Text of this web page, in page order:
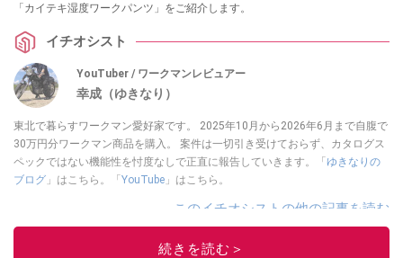
「カイテキ湿度ワークパンツ」をご紹介します。
イチオシスト
YouTuber / ワークマンレビュアー
幸成（ゆきなり）
東北で暮らすワークマン愛好家です。 2025年10月から2026年6月まで自腹で
30万円分ワークマン商品を購入。 案件は一切引き受けておらず、カタログス
ペックではない機能性を忖度なしで正直に報告していきます。「ゆきなりの
ブログ 」はこちら。「YouTube 」はこちら。
このイチオシストの他の記事を読む
続きを読む＞